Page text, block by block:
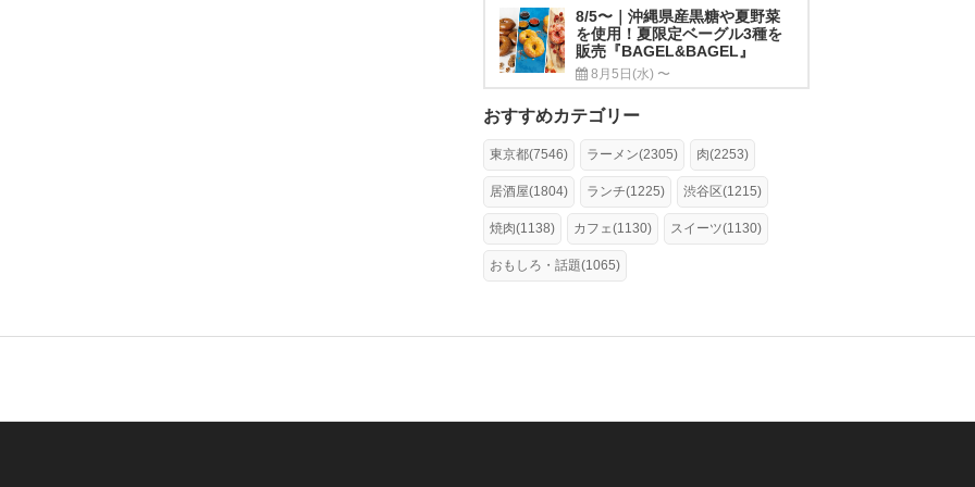
8/5〜｜沖縄県産黒糖や夏野菜
を使用！夏限定ベーグル3種を
販売『BAGEL&BAGEL』
8月5日(水) 〜
おすすめカテゴリー
東京都(7546) ラーメン(2305) 肉(2253)
居酒屋(1804) ランチ(1225) 渋谷区(1215)
焼肉(1138) カフェ(1130) スイーツ(1130)
おもしろ・話題(1065)